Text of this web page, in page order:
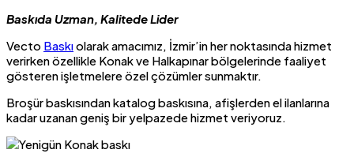
Baskıda Uzman, Kalitede Lider
Vecto Baskıolarak amacımız, İzmir’in her noktasında hizmet
verirken özellikle Konak ve Halkapınar bölgelerinde faaliyet
gösteren işletmelere özel çözümler sunmaktır.
Broşür baskısından katalog baskısına, afişlerden el ilanlarına
kadar uzanan geniş bir yelpazede hizmet veriyoruz.